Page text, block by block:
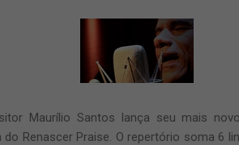
Maurílio Santos lança seu mais
Renascer Praise. O repertório soma 6